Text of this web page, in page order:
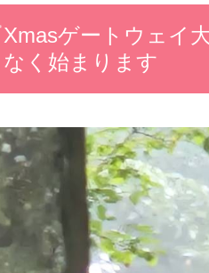
ゲートウェイ
く始まります